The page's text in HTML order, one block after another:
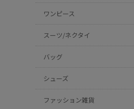
ワンピース
スーツ/ネクタイ
バッグ
シューズ
ファッション雑貨